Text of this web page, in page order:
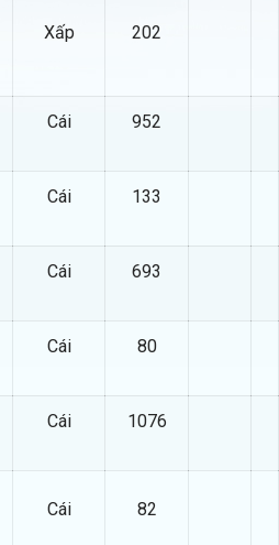
Xấp 202
Cái 952
Cái 133
Cái 693
Cái 80
Cái 1076
Cái 82